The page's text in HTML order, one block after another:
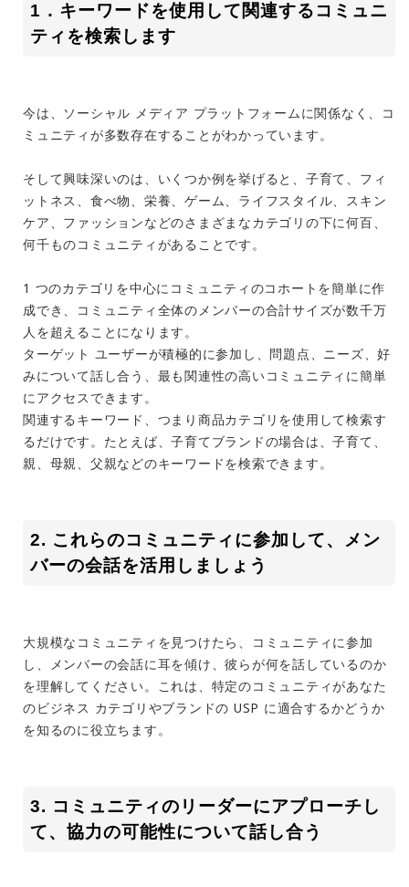
1．キーワードを使用して関連するコミュニ
ティを検索します
今は、ソーシャル メディア プラットフォームに関係なく、コ
ミュニティが多数存在することがわかっています。
そして興味深いのは、いくつか例を挙げると、子育て、フィ
ットネス、食べ物、栄養、ゲーム、ライフスタイル、スキン
ケア、ファッションなどのさまざまなカテゴリの下に何百、
何千ものコミュニティがあることです。
1 つのカテゴリを中心にコミュニティのコホートを簡単に作
成でき、コミュニティ全体のメンバーの合計サイズが数千万
人を超えることになります。
ターゲット ユーザーが積極的に参加し、問題点、ニーズ、好
みについて話し合う、最も関連性の高いコミュニティに簡単
にアクセスできます。
関連するキーワード、つまり商品カテゴリを使用して検索す
るだけです。たとえば、子育てブランドの場合は、子育て、
親、母親、父親などのキーワードを検索できます。
2. これらのコミュニティに参加して、メン
バーの会話を活用しましょう
大規模なコミュニティを見つけたら、コミュニティに参加
し、メンバーの会話に耳を傾け、彼らが何を話しているのか
を理解してください。これは、特定のコミュニティがあなた
のビジネス カテゴリやブランドの USP に適合するかどうか
を知るのに役立ちます。
3. コミュニティのリーダーにアプローチし
て、協力の可能性について話し合う